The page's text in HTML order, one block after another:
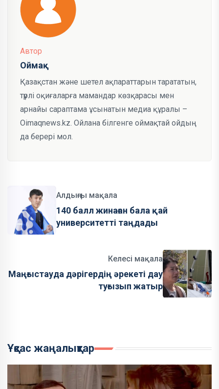
Автор
Оймақ
Қазақстан және шетел ақпараттарын тарататын,
түрлі оқиғаларға мамандар көзқарасы мен
арнайы сараптама ұсынатын медиа құралы –
Oimaqnews.kz. Ойлана білгенге оймақтай ойдың
да берері мол.
Алдыңғы мақала
140 балл жинаған бала қай
университетті таңдады
Келесі мақала
Маңғыстауда дәрігердің әрекеті дау
туғызып жатыр
Ұқсас жаңалықтар